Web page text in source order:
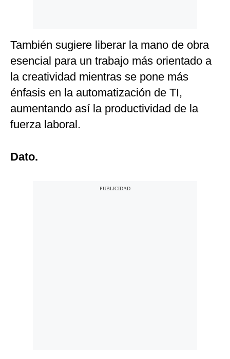
También sugiere liberar la mano de obra
esencial para un trabajo más orientado a
la creatividad mientras se pone más
énfasis en la automatización de TI,
aumentando así la productividad de la
fuerza laboral.
Dato.